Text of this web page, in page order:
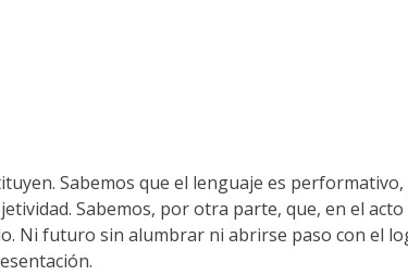
Sabemos que el lenguaje es
Sabemos, por otra parte, que, en el
Ni futuro sin alumbrar ni abrirse paso con el